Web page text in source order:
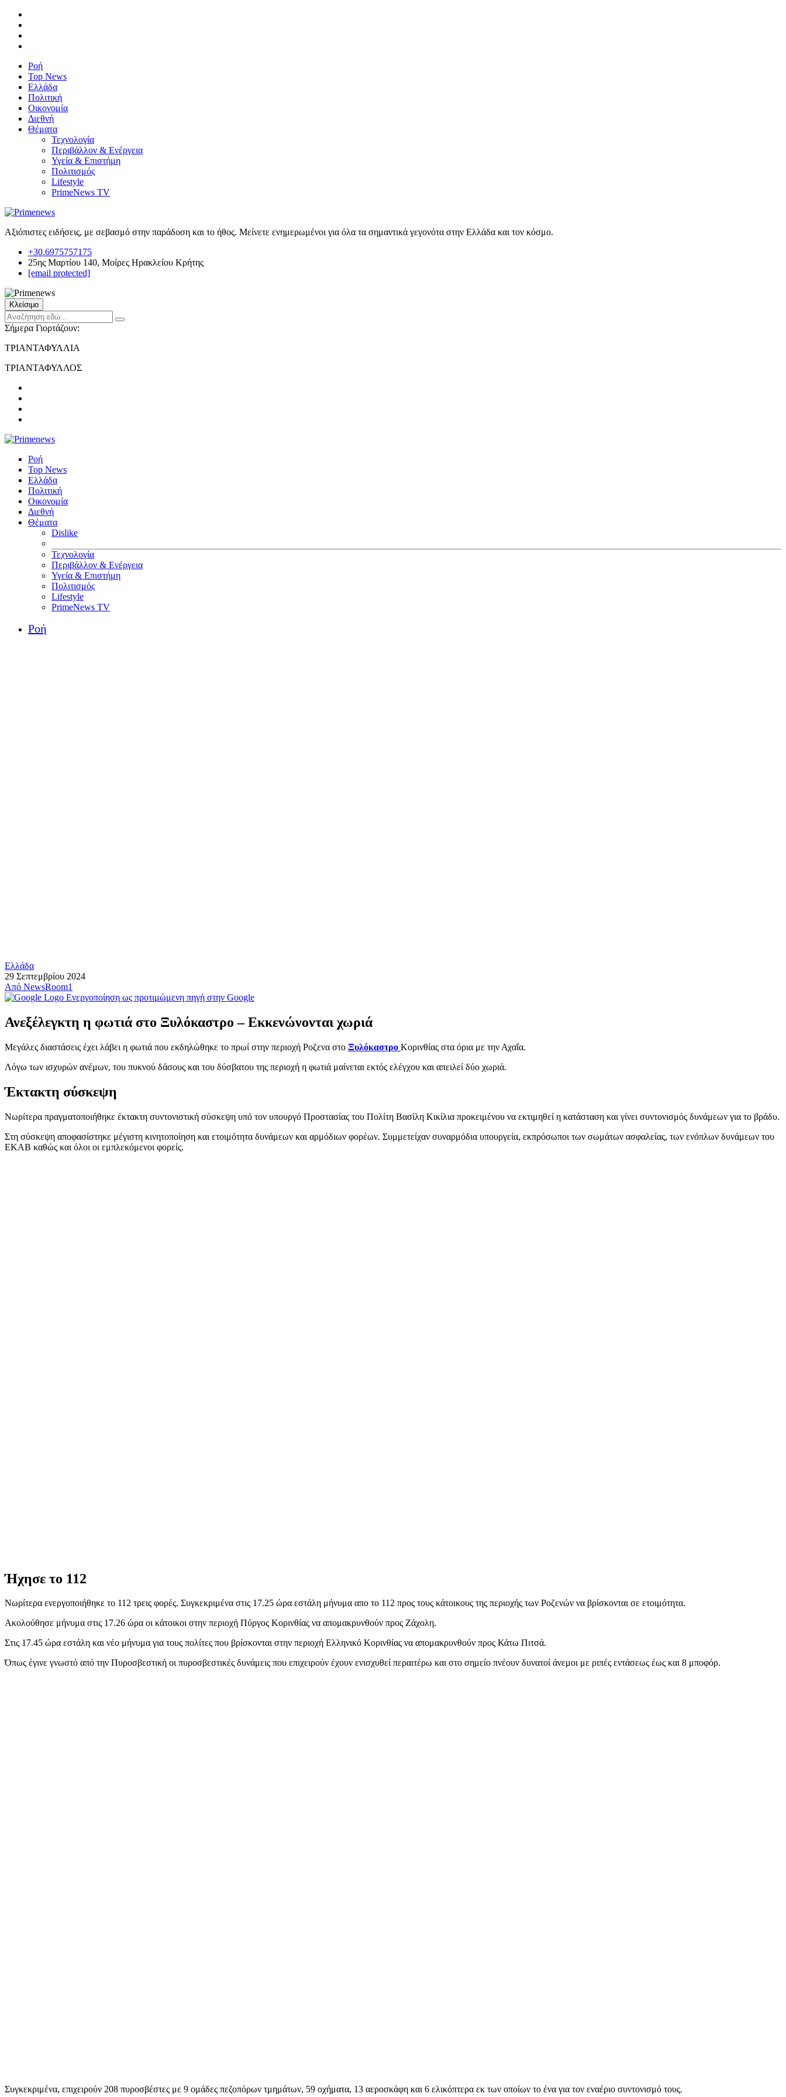
Ροή
Top News
Ελλάδα
Πολιτική
Οικονομία
Διεθνή
Θέματα
Τεχνολογία
Περιβάλλον & Ενέργεια
Υγεία & Επιστήμη
Πολιτισμός
Lifestyle
PrimeNews TV
Αξιόπιστες ειδήσεις, με σεβασμό στην παράδοση και το ήθος. Μείνετε ενημερωμένοι για όλα τα σημαντικά γεγονότα στην Ελλάδα και τον κόσμο.
+30.6975757175
25ης Μαρτίου 140, Μοίρες Ηρακλείου Κρήτης
[email protected]
Κλείσιμο
Σήμερα Γιορτάζουν:
ΤΡΙΑΝΤΑΦΥΛΛΙΑ
ΤΡΙΑΝΤΑΦΥΛΛΟΣ
Ροή
Top News
Ελλάδα
Πολιτική
Οικονομία
Διεθνή
Θέματα
Dislike
Τεχνολογία
Περιβάλλον & Ενέργεια
Υγεία & Επιστήμη
Πολιτισμός
Lifestyle
PrimeNews TV
Ροή
Ελλάδα
29 Σεπτεμβρίου 2024
Από NewsRoom1
Ενεργοποίηση ως προτιμώμενη πηγή στην Google
Ανεξέλεγκτη η φωτιά στο Ξυλόκαστρο – Εκκενώνονται χωριά
Μεγάλες διαστάσεις έχει λάβει η φωτιά που εκδηλώθηκε το πρωί στην περιοχή Ροζενα στο Ξυλόκαστρο Κορινθίας στα όρια με την Αχαΐα.
Λόγω των ισχυρών ανέμων, του πυκνού δάσους και του δύσβατου της περιοχή η φωτιά μαίνεται εκτός ελέγχου και απειλεί δύο χωριά.
Έκτακτη σύσκεψη
Νωρίτερα πραγματοποιήθηκε έκτακτη συντονιστική σύσκεψη υπό τον υπουργό Προστασίας του Πολίτη Βασίλη Κικίλια προκειμένου να εκτιμηθεί η κατάσταση και γίνει συντονισμός δυνάμεων για το βράδυ.
Στη σύσκεψη αποφασίστηκε μέγιστη κινητοποίηση και ετοιμότητα δυνάμεων και αρμόδιων φορέων. Συμμετείχαν συναρμόδια υπουργεία, εκπρόσωποι των σωμάτων ασφαλείας, των ενόπλων δυνάμεων του
ΕKAB καθώς και όλοι οι εμπλεκόμενοι φορείς.
Ήχησε το 112
Νωρίτερα ενεργοποιήθηκε το 112 τρεις φορές. Συγκεκριμένα στις 17.25 ώρα εστάλη μήνυμα απο το 112 προς τους κάτοικους της περιοχής των Ροζενών να βρίσκονται σε ετοιμότητα.
Ακολούθησε μήνυμα στις 17.26 ώρα οι κάτοικοι στην περιοχή Πύργος Κορινθίας να απομακρυνθούν προς Ζάχολη.
Στις 17.45 ώρα εστάλη και νέο μήνυμα για τους πολίτες που βρίσκονται στην περιοχή Ελληνικό Κορινθίας να απομακρυνθούν προς Κάτω Πιτσά.
Όπως έγινε γνωστό από την Πυροσβεστική οι πυροσβεστικές δυνάμεις που επιχειρούν έχουν ενισχυθεί περαιτέρω και στο σημείο πνέουν δυνατοί άνεμοι με ριπές εντάσεως έως και 8 μποφόρ.
Συγκεκριμένα, επιχειρούν 208 πυροσβέστες με 9 ομάδες πεζοπόρων τμημάτων, 59 οχήματα, 13 αεροσκάφη και 6 ελικόπτερα εκ των οποίων το ένα για τον εναέριο συντονισμό τους.